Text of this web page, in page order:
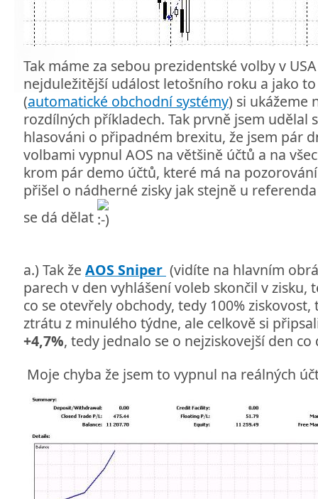
Tak máme za sebou prezidentské volby v
nejduležitější událost letošního roku a jako
(automatické obchodní systémy) si ukážeme
rozdílných příkladech. Tak prvně jsem udělal
hlasováni o připadném brexitu, že jsem pár
volbami vypnul AOS na většině účtů a na
krom pár demo účtů, které má na
přišel o nádherné zisky jak stejně u
se dá dělat
a.) Tak že AOS Sniper (vidíte na hlavním
parech v den vyhlášení voleb skončil v zisku,
co se otevřely obchody, tedy 100%
ztrátu z minulého týdne, ale celkově si
+4,7%, tedy jednalo se o nejziskovejší den co
Moje chyba že jsem to vypnul na reálných